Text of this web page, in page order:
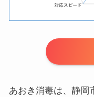
あおき消毒は、静岡